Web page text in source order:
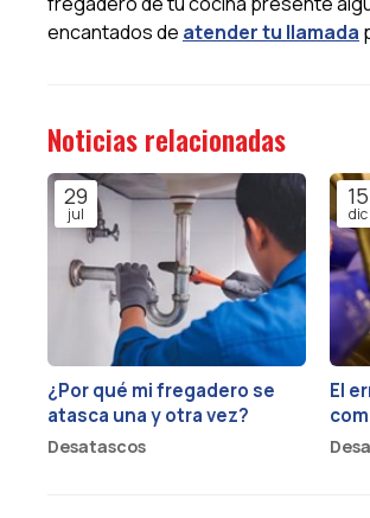
encantados de atender tu llamada
Noticias relacionadas
29
jul
¿Por qué mi fregadero se
atasca una y otra vez?
Desatascos
15
dic
El